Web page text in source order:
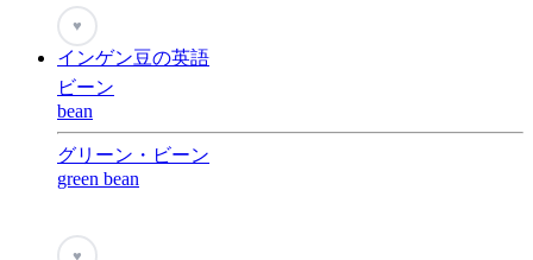
♥
インゲン豆の英語
ビーン
bean
グリーン・ビーン
green bean
♥